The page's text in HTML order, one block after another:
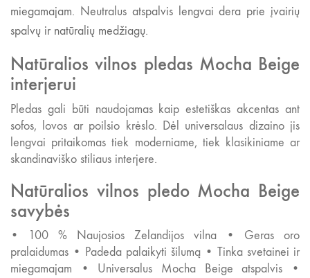
miegamajam. Neutralus atspalvis lengvai dera prie įvairių
spalvų ir natūralių medžiagų.
Natūralios vilnos pledas Mocha Beige
interjerui
Pledas gali būti naudojamas kaip estetiškas akcentas ant
sofos, lovos ar poilsio krėslo. Dėl universalaus dizaino jis
lengvai pritaikomas tiek moderniame, tiek klasikiniame ar
skandinaviško stiliaus interjere.
Natūralios vilnos pledo Mocha Beige
savybės
• 100 % Naujosios Zelandijos vilna • Geras oro
pralaidumas • Padeda palaikyti šilumą • Tinka svetainei ir
miegamajam • Universalus Mocha Beige atspalvis •